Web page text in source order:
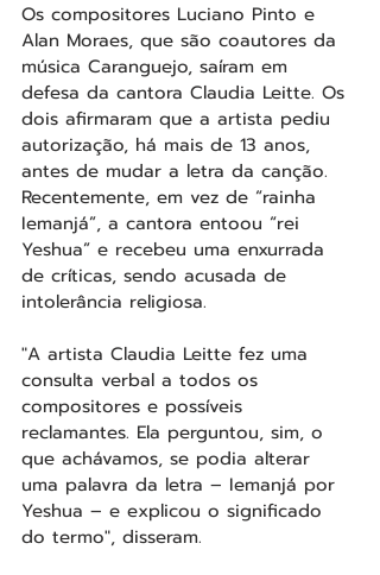
Os compositores Luciano Pinto e
Alan Moraes, que são coautores da
música Caranguejo, saíram em
defesa da cantora Claudia Leitte. Os
dois afirmaram que a artista pediu
autorização, há mais de 13 anos,
antes de mudar a letra da canção.
Recentemente, em vez de “rainha
Iemanjá”, a cantora entoou “rei
Yeshua” e recebeu uma enxurrada
de críticas, sendo acusada de
intolerância religiosa.
"A artista Claudia Leitte fez uma
consulta verbal a todos os
compositores e possíveis
reclamantes. Ela perguntou, sim, o
que achávamos, se podia alterar
uma palavra da letra – Iemanjá por
Yeshua – e explicou o significado
do termo", disseram.